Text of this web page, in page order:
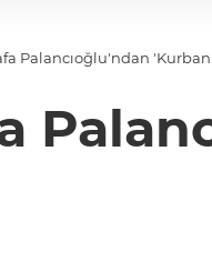
Palancıoğlu'ndan 'Kurban